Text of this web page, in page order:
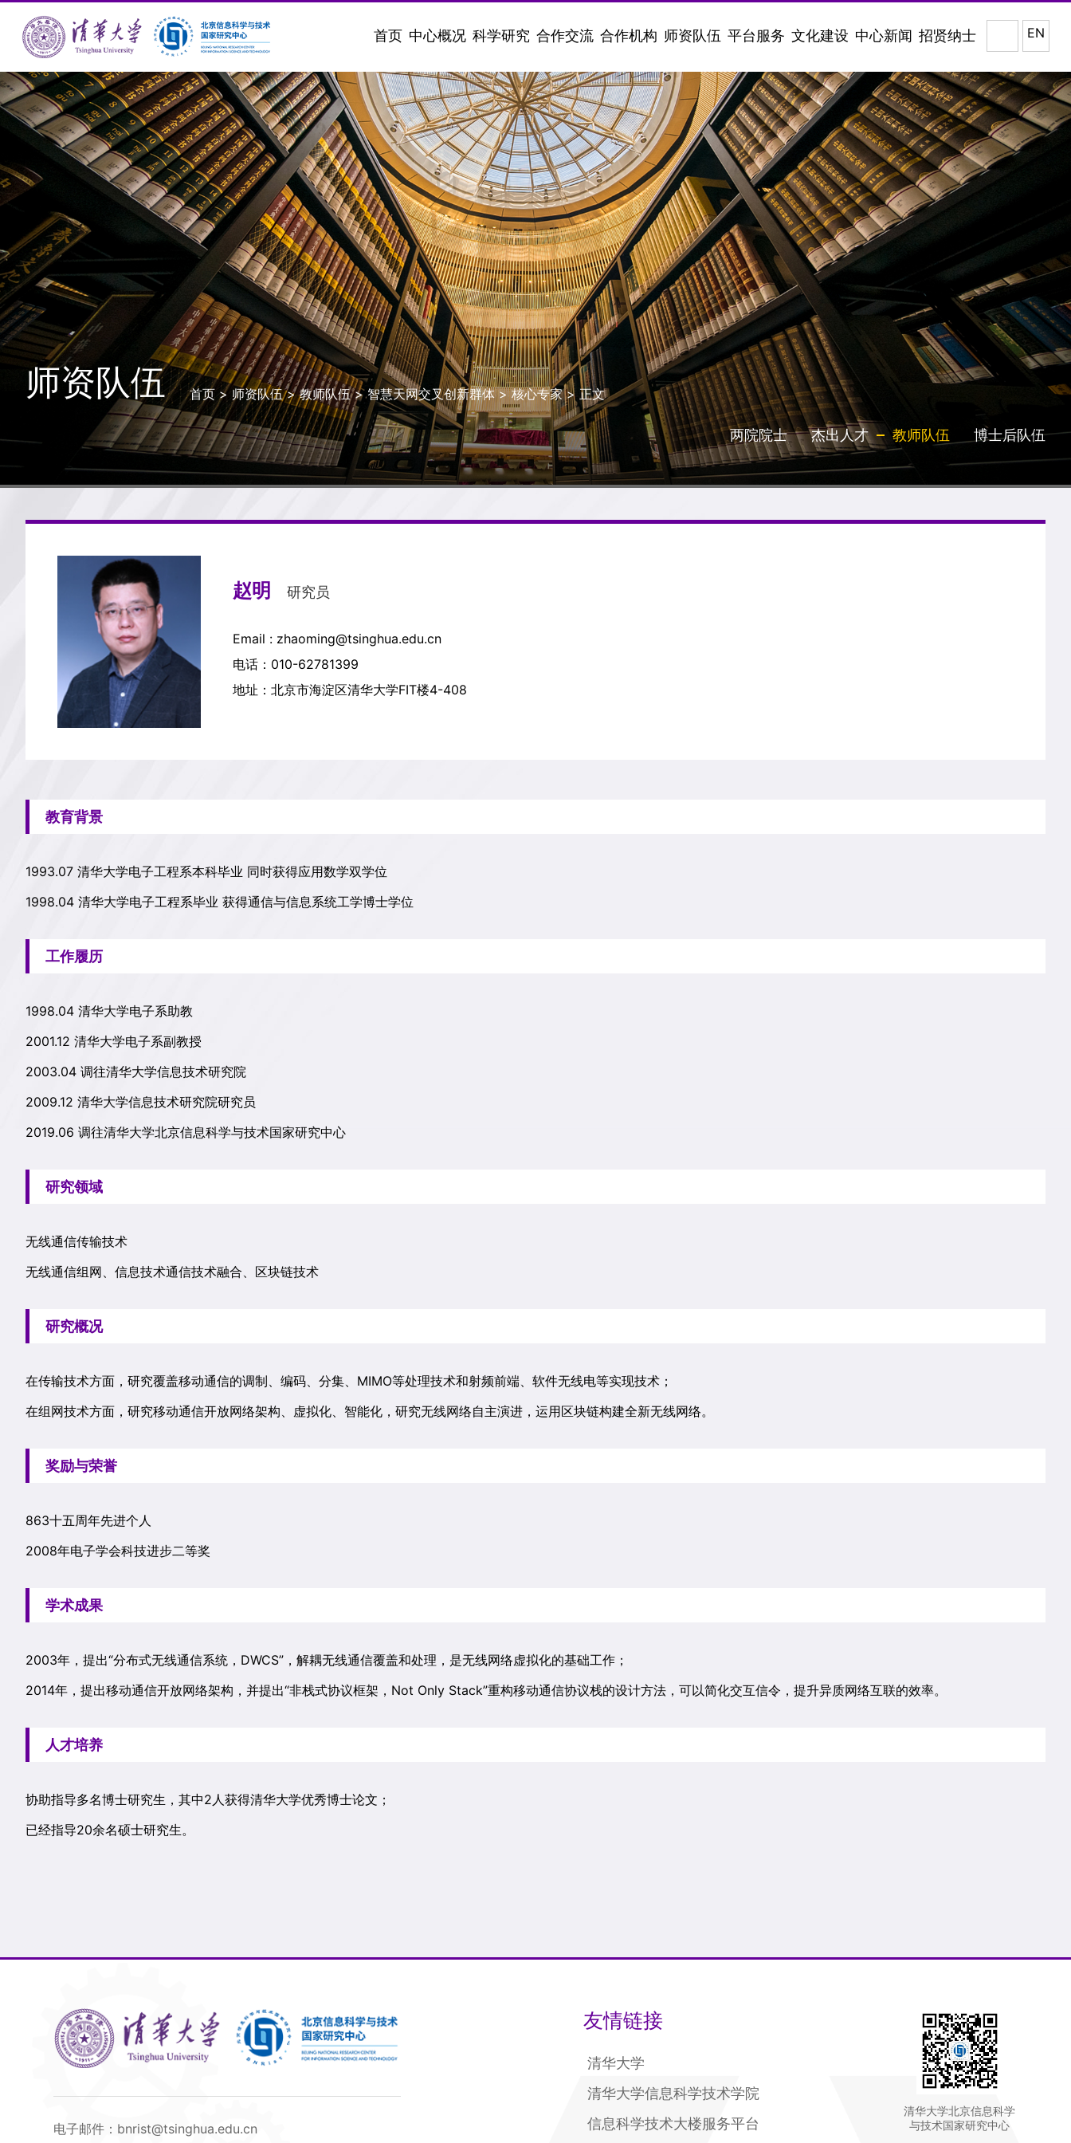
首页 中心概况 科学研究 合作交流 合作机构 师资队伍 平台服务 文化建设 中心新闻 招贤纳士 EN
师资队伍 首页 > 师资队伍>教师队伍>智慧天网交叉创新群体>核心专家> 正文
两院院士 杰出人才 教师队伍 博士后队伍
赵明 研究员
Email : zhaoming@tsinghua.edu.cn
电话：010-62781399
地址：北京市海淀区清华大学FIT楼4-408
教育背景
1993.07 清华大学电子工程系本科毕业 同时获得应用数学双学位
1998.04 清华大学电子工程系毕业 获得通信与信息系统工学博士学位
工作履历
1998.04 清华大学电子系助教
2001.12 清华大学电子系副教授
2003.04 调往清华大学信息技术研究院
2009.12 清华大学信息技术研究院研究员
2019.06 调往清华大学北京信息科学与技术国家研究中心
研究领域
无线通信传输技术
无线通信组网、信息技术通信技术融合、区块链技术
研究概况
在传输技术方面，研究覆盖移动通信的调制、编码、分集、MIMO等处理技术和射频前端、软件无线电等实现技术；
在组网技术方面，研究移动通信开放网络架构、虚拟化、智能化，研究无线网络自主演进，运用区块链构建全新无线网络。
奖励与荣誉
863十五周年先进个人
2008年电子学会科技进步二等奖
学术成果
2003年，提出“分布式无线通信系统，DWCS”，解耦无线通信覆盖和处理，是无线网络虚拟化的基础工作；
2014年，提出移动通信开放网络架构，并提出“非栈式协议框架，Not Only Stack”重构移动通信协议栈的设计方法，可以简化交互信令，提升异质网络互联的效率。
人才培养
协助指导多名博士研究生，其中2人获得清华大学优秀博士论文；
已经指导20余名硕士研究生。
电子邮件：bnrist@tsinghua.edu.cn
友情链接
清华大学
清华大学信息科学技术学院
信息科学技术大楼服务平台
清华大学北京信息科学
与技术国家研究中心